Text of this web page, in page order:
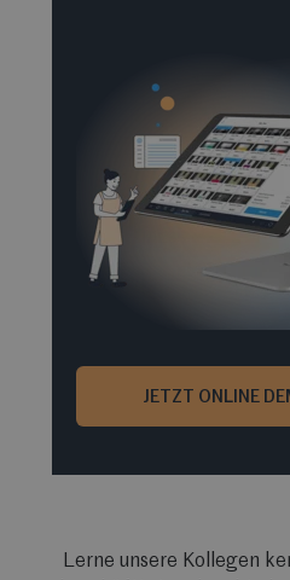
JETZT ONLINE
Lerne unsere Kollegen